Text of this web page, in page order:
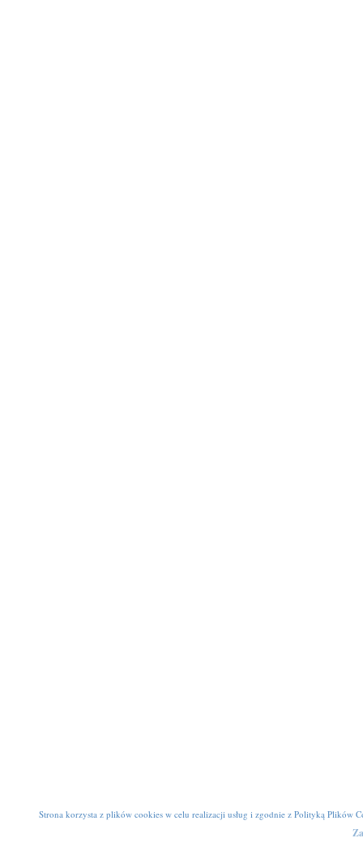
Strona korzysta z plików cookies w celu realizacji usług i zgodnie z Polityką Plików